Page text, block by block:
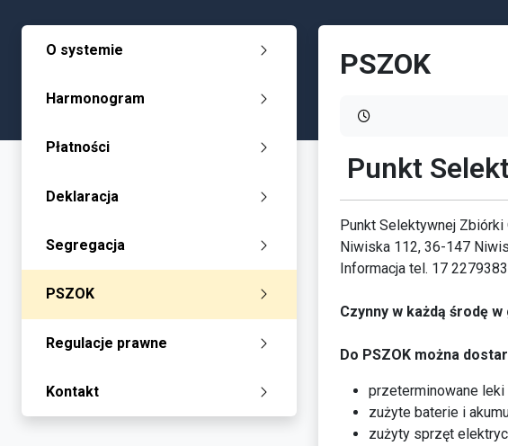
O systemie
Harmonogram
Płatności
Deklaracja
Segregacja
PSZOK
Regulacje prawne
Kontakt
PSZOK
Punkt
Punkt Selektywnej Zbiórki
Niwiska 112, 36-147
Informacja tel. 17 2279383
Czynny w każdą środę
Do PSZOK można
przeterminowane leki
zużyte baterie i
zużyty sprzęt